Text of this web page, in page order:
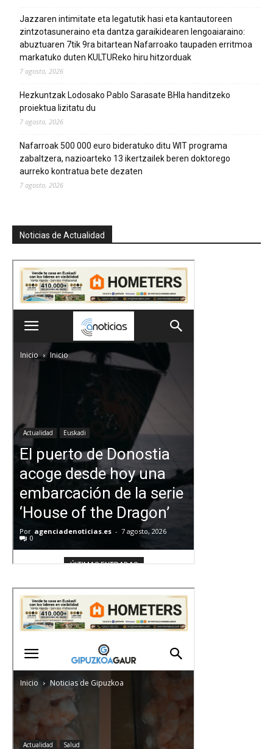
Jazzaren intimitate eta legatutik hasi eta kantautoreen
zintzotasuneraino eta dantza garaikidearen lengoaiaraino:
abuztuaren 7tik 9ra bitartean Nafarroako taupaden erritmoa
markatuko duten KULTUReko hiru hitzorduak
7 agosto, 2026
Hezkuntzak Lodosako Pablo Sarasate BHIa handitzeko
proiektua lizitatu du
7 agosto, 2026
Nafarroak 500 000 euro bideratuko ditu WIT programa
zabaltzera, nazioarteko 13 ikertzailek beren doktorego
aurreko kontratua bete dezaten
7 agosto, 2026
Noticias de Actualidad